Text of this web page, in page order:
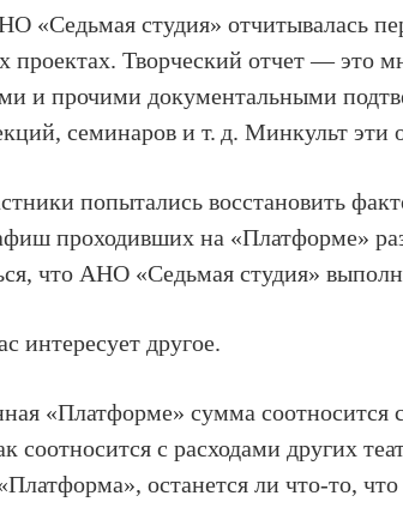
«Седьмая студия» отчитывалась
проектах. Творческий отчет — это
и прочими документальными
семинаров и т. д. Минкульт эти
попытались восстановить
проходивших на «Платформе»
что АНО «Седьмая студия»
интересует другое.
«Платформе» сумма соотносится
соотносится с расходами других
останется ли что-то,